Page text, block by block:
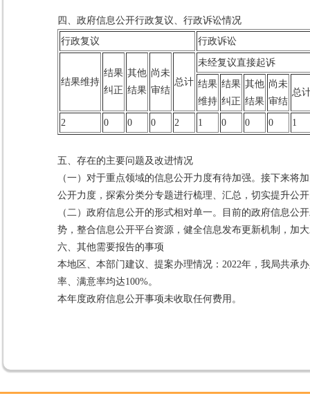
四、政府信息公开行政复议、行政诉讼情况
行政复议
行政诉讼
结果维持
结果
纠正
其他
结果
尚未
审结
总计
未经复议直接起诉
结果
维持
结果
纠正
其他
结果
尚未
审结
总
2 0 0 0 2 1 0 0 0 1
五、存在的主要问题及改进情况
（一）对于重点领域的信息公开力度有待加强。接下来
公开力度，探索分类分专题进行梳理、汇总，切实提升公
（二）政府信息公开的形式相对单一。目前的政府信息公
势，整合信息公开平台资源，健全信息发布更新机制，加
六、其他需要报告的事项
本地区、本部门建议、提案办理情况：2022年，我局共承
率、满意率均达100%。
本年度政府信息公开事项未收取任何费用。